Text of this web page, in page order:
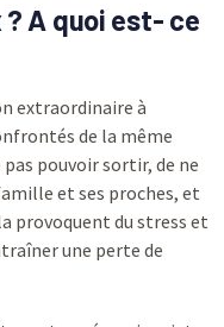
A quoi est- ce
extraordinaire à
de la même
pouvoir sortir, de ne
et ses proches, et
provoquent du stress et
une perte de